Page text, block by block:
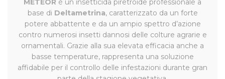
base di Deltametrina, caratterizzato da un forte
potere abbattente e da un ampio spettro d’azione
contro numerosi insetti dannosi delle colture agrarie e
ornamentali. Grazie alla sua elevata efficacia anche a
basse temperature, rappresenta una soluzione
affidabile per il controllo delle infestazioni durante gran